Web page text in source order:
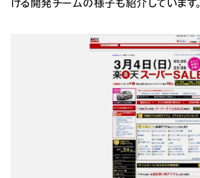
ける開発チームの様子も紹介しています。